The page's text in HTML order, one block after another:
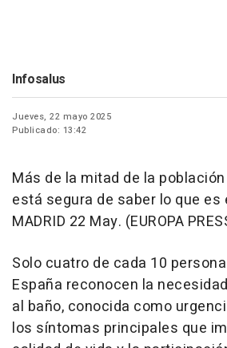
Infosalus
Jueves, 22 mayo 2025
Publicado: 13:42
Más de la mitad de la
está segura de saber lo que
MADRID 22 May. (EUROPA
Solo cuatro de cada 10
España reconocen la
al baño, conocida como
los síntomas principales que